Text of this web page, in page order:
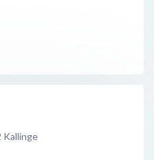
Kallinge